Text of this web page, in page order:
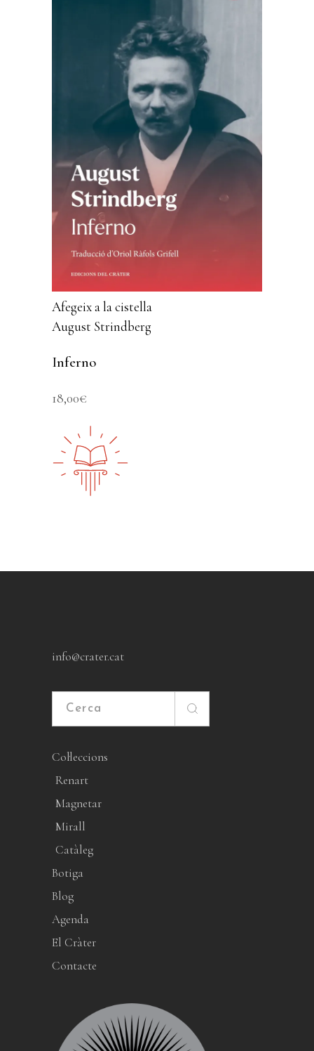
Afegeix a la cistella
August Strindberg
Inferno
18,00€
info@crater.cat
Cerca
Col·leccions
Renart
Magnetar
Mirall
Catàleg
Botiga
Blog
Agenda
El Cràter
Contacte